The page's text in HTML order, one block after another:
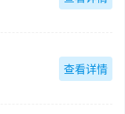
查看详情